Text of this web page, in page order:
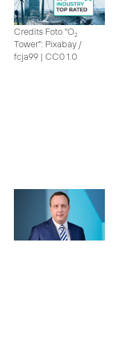
Credits Foto "O2
Tower": Pixabay /
fcja99 | CC0 1.0